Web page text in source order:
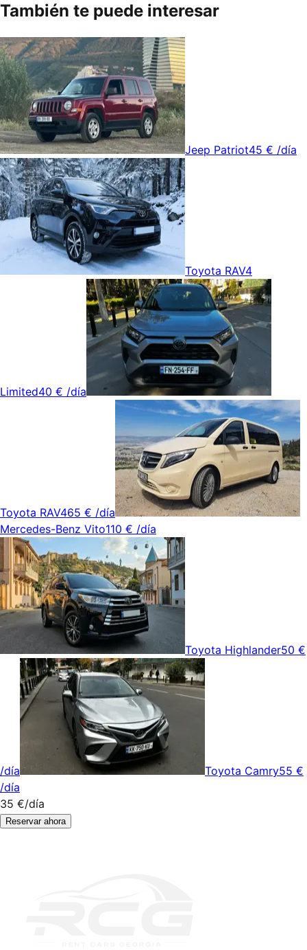
También te puede interesar
Jeep Patriot45 € /día
Toyota RAV4
Limited40 € /día
Toyota RAV465 € /día
Mercedes-Benz Vito110 € /día
Toyota Highlander50 €
/día Toyota Camry55 €
/día
35 €/día
Reservar ahora